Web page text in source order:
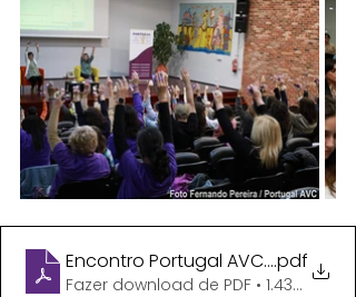
Encontro Portugal AVC -.pdf
Fazer download de PDF • 1.43MB